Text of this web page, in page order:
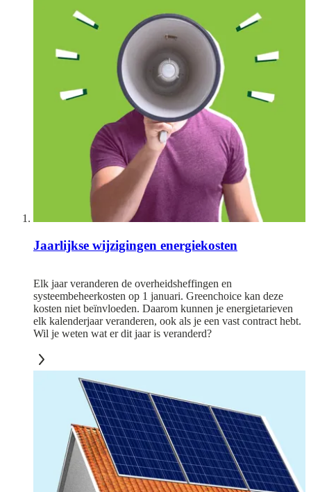
Jaarlijkse wijzigingen energiekosten
Elk jaar veranderen de overheidsheffingen en
systeembeheerkosten op 1 januari. Greenchoice kan deze
kosten niet beïnvloeden. Daarom kunnen je energietarieven
elk kalenderjaar veranderen, ook als je een vast contract hebt.
Wil je weten wat er dit jaar is veranderd?